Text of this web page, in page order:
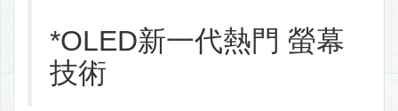
*OLED新一代熱門 螢幕
技術